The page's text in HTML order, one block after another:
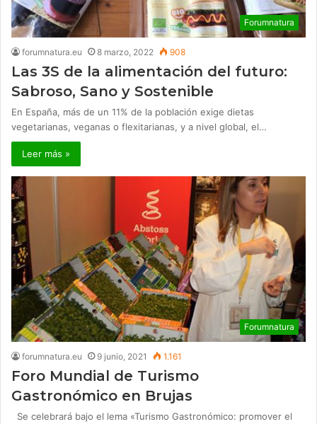
Forumnatura
forumnatura.eu 8 marzo, 2022 908
Las 3S de la alimentación del futuro:
Sabroso, Sano y Sostenible
En España, más de un 11% de la población exige dietas
vegetarianas, veganas o flexitarianas, y a nivel global, el…
Leer más »
Forumnatura
forumnatura.eu 9 junio, 2021 1.161
Foro Mundial de Turismo
Gastronómico en Brujas
Se celebrará bajo el lema «Turismo Gastronómico: promover el